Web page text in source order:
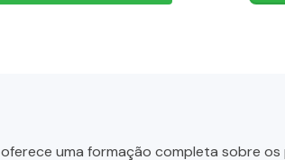
oferece uma formação completa sobre